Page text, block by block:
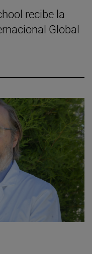
recibe la
Global